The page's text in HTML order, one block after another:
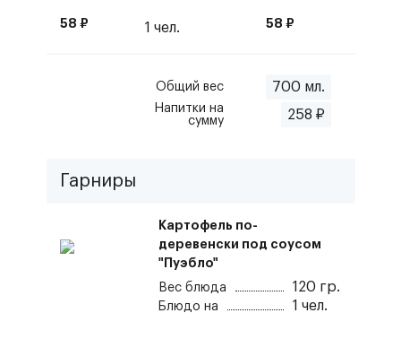
58 ₽ 1 чел. 58 ₽
Общий вес 700 мл.
Напитки на
сумму
258 ₽
Гарниры
Картофель по-
деревенски под соусом
"Пуэбло"
Вес блюда
120 гр.
Блюдо на 1 чел.